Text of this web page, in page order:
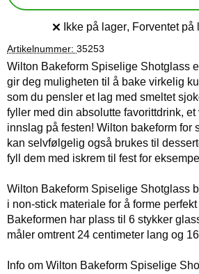
Produkttilgjengelighet:
Ikke på lager, Forventet på
Artikelnummer: 35253
Wilton Bakeform Spiselige Shotglass
gir deg muligheten til å bake virkelig
som du pensler et lag med smeltet
fyller med din absolutte favorittdrink,
innslag på festen! Wilton bakeform for
kan selvfølgelig også brukes til
fyll dem med iskrem til fest for
Wilton Bakeform Spiselige Shotglass
i non-stick materiale for å forme
Bakeformen har plass til 6 stykker
måler omtrent 24 centimeter lang og
Info om Wilton Bakeform Spiselige